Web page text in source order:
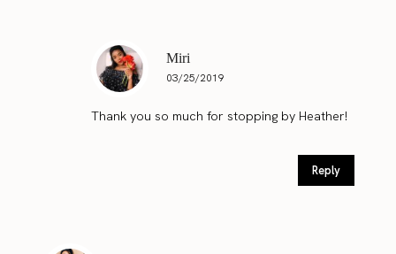
Miri
03/25/2019
Thank you so much for stopping by Heather!
Reply